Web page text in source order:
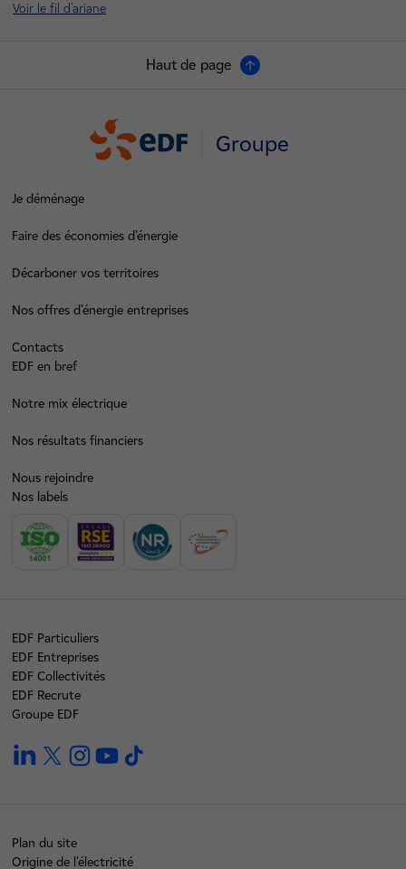
Voir le fil d'ariane
Haut de page
Groupe
Je déménage
Faire des économies d’énergie
Décarboner vos territoires
Nos offres d’énergie entreprises
Contacts
EDF en bref
Notre mix électrique
Nos résultats financiers
Nous rejoindre
Nos labels
EDF Particuliers
EDF Entreprises
EDF Collectivités
EDF Recrute
Groupe EDF
linkedintwitterinstagramyoutube
Plan du site
Origine de l'électricité